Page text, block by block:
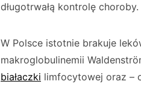
długotrwałą kontrolę choroby.
W Polsce istotnie brakuje
makroglobulinemii
białaczki limfocytowej oraz –